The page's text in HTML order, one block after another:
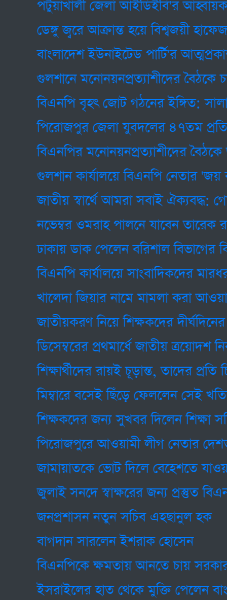
পটুয়াখালী জেলা আইডিইবি'র আহ্বায়ক
ডেঙ্গু জ্বরে আক্রান্ত হয়ে বিশ্বজয়ী হাফেজ
বাংলাদেশ ইউনাইটেড পার্টি'র আত্মপ্রকাশ
গুলশানে মনোনয়নপ্রত্যাশীদের বৈঠকে
বিএনপি বৃহৎ জোট গঠনের ইঙ্গিত:
পিরোজপুর জেলা যুবদলের ৪৭তম
বিএনপির মনোনয়নপ্রত্যাশীদের বৈঠকে
গুলশান কার্যালয়ে বিএনপি নেতার 'জয়
জাতীয় স্বার্থে আমরা সবাই ঐক্যবদ্ধ:
নভেম্বর ওমরাহ পালনে যাবেন তারেক রহমান
ঢাকায় ডাক পেলেন বরিশাল বিভাগের
বিএনপি কার্যালয়ে সাংবাদিকদের মারধর,
খালেদা জিয়ার নামে মামলা করা
জাতীয়করণ নিয়ে শিক্ষকদের দীর্ঘদিনের
ডিসেম্বরের প্রথমার্ধে জাতীয় ত্রয়োদশ
শিক্ষার্থীদের রায়ই চূড়ান্ত, তাদের প্রতি
মিম্বারে বসেই ছিঁড়ে ফেললেন সেই খতিব:
শিক্ষকদের জন্য সুখবর দিলেন শিক্ষা সচিব
পিরোজপুরে আওয়ামী লীগ নেতার দেশত্যাগে
জামায়াতকে ভোট দিলে বেহেশতে যাওয়া
জুলাই সনদে স্বাক্ষরের জন্য প্রস্তুত বিএনপি
জনপ্রশাসন নতুন সচিব এহছানুল হক
বাগদান সারলেন ইশরাক হোসেন
বিএনপিকে ক্ষমতায় আনতে চায় সরকার:
ইসরাইলের হাত থেকে মুক্তি পেলেন